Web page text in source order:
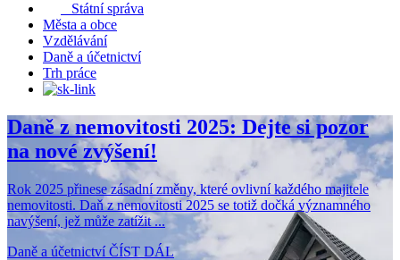
Státní správa
Města a obce
Vzdělávání
Daně a účetnictví
Trh práce
Daně z nemovitosti 2025: Dejte si pozor
na nové zvýšení!
Rok 2025 přinese zásadní změny, které ovlivní každého majitele
nemovitosti. Daň z nemovitosti 2025 se totiž dočká významného
navýšení, jež může zatížit ...
Daně a účetnictví ČÍST DÁL